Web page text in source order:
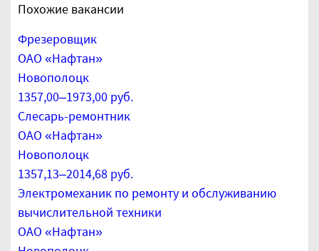
Похожие вакансии
Фрезеровщик
ОАО «Нафтан»
Новополоцк
1357,00–1973,00 руб.
Слесарь-ремонтник
ОАО «Нафтан»
Новополоцк
1357,13–2014,68 руб.
Электромеханик по ремонту и обслуживанию
вычислительной техники
ОАО «Нафтан»